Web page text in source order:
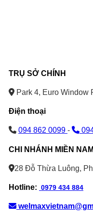
TRỤ SỞ CHÍNH
Park 4, Euro Window
Điện thoại
094 862 0099 -
CHI NHÁNH MIỀN
28 Đỗ Thừa Luông,
Hotline: 0979 434 884